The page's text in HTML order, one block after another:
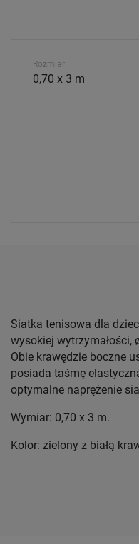
Rozmiar
0,70 x 3 m
Siatka tenisowa dla
wysokiej wytrzymałości,
Obie krawędzie boczne
posiada taśmę
optymalne naprężenie
Wymiar: 0,70 x 3 m.
Kolor: zielony z białą